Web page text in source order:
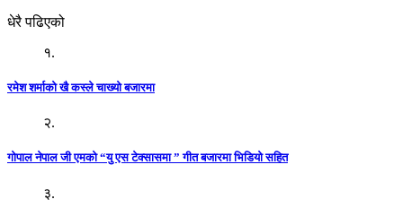
धेरै पढिएको
१.
रमेश शर्माको खै कस्ले चाख्यो बजारमा
२.
गोपाल नेपाल जी एमको “यु एस टेक्सासमा ” गीत बजारमा भिडियो सहित
३.